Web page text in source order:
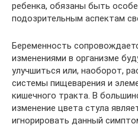
ребенка, обязаны быть
подозрительным аспектам
Беременность
изменениями в организме
улучшиться или, наоборот,
системы пищеварения и
кишечного тракта. В
изменение цвета стула
игнорировать данный